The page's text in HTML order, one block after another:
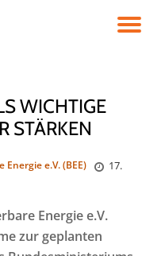
WICHTIGE
STÄRKEN
e.V. (BEE)
17.
Energie e.V.
zur geplanten